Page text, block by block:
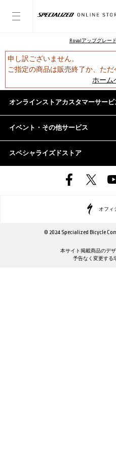
Rovalアップグレー
申し訳ございません。
ご指定の商品は販売終了か、ただ
ホーム
オンラインストアカスタマーサービ
イベント・その他サービス
スペシャライズドストア
オフィ
© 2024 Specialized Bicycle
本サイト掲載商品のデ
予告なく変更する